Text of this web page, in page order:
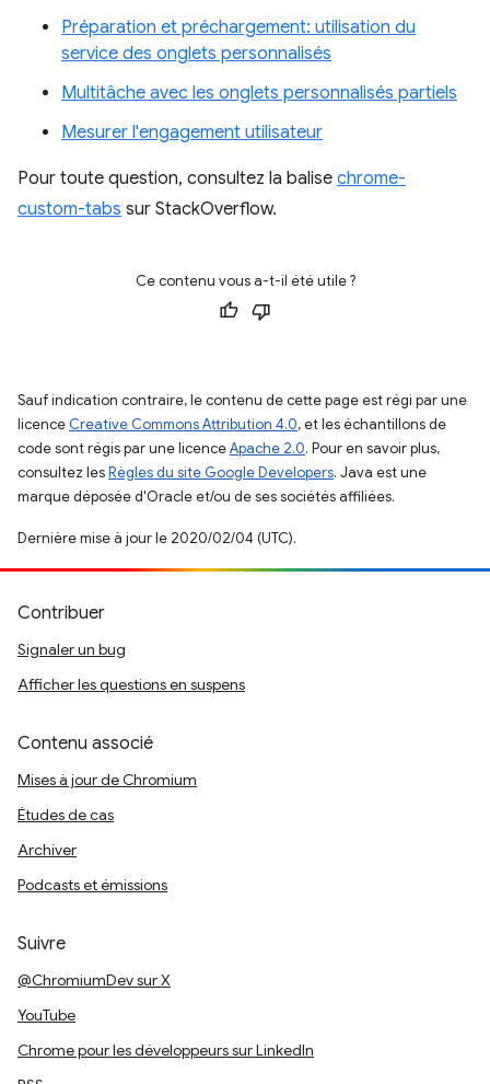
Préparation et préchargement: utilisation du
service des onglets personnalisés
Multitâche avec les onglets personnalisés partiels
Mesurer l'engagement utilisateur
Pour toute question, consultez la balise chrome-
custom-tabs sur StackOverflow.
Ce contenu vous a-t-il été utile ?
Sauf indication contraire, le contenu de cette page est régi par une
licence Creative Commons Attribution 4.0, et les échantillons de
code sont régis par une licenceApache 2.0. Pour en savoir plus,
consultez lesRègles du site Google Developers. Java est une
marque déposée d'Oracle et/ou de ses sociétés affiliées.
Dernière mise à jour le 2020/02/04 (UTC).
Contribuer
Signaler un bug
Afficher les questions en suspens
Contenu associé
Mises à jour de Chromium
Études de cas
Archiver
Podcasts et émissions
Suivre
@ChromiumDev sur X
YouTube
Chrome pour les développeurs sur LinkedIn